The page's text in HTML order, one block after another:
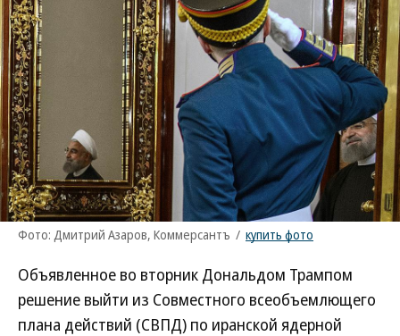
Фото: Дмитрий Азаров, Коммерсантъ / купить фото
Объявленное во вторник Дональдом Трампом
решение выйти из Совместного всеобъемлющего
плана действий (СВПД) по иранской ядерной